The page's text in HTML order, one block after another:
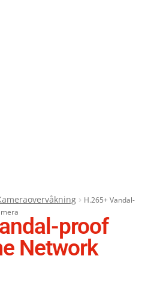
H.265+ Vandal-
proof
Network